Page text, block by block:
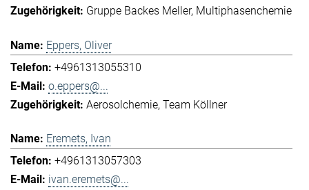
Gruppe Backes Meller Multiphasenchemie
Eppers, Oliver
+4961313055310
o.eppers@...
Aerosolchemie Team Köllner
Eremets, Ivan
+4961313057303
ivan.eremets@...